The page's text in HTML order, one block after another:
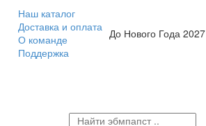
Наш каталог
Доставка и оплата
О команде
Поддержка
До Нового Года 2027